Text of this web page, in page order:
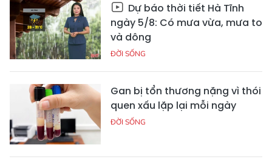
Dự báo thời tiết Hà Tĩnh
ngày 5/8: Có mưa vừa, mưa to
và dông
ĐỜI SỐNG
Gan bị tổn thương nặng vì thói
quen xấu lặp lại mỗi ngày
ĐỜI SỐNG